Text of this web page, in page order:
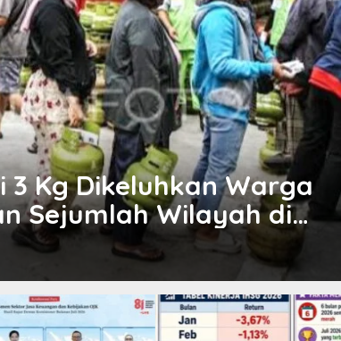
3 Kg Dikeluhkan Warga
Sejumlah Wilayah di